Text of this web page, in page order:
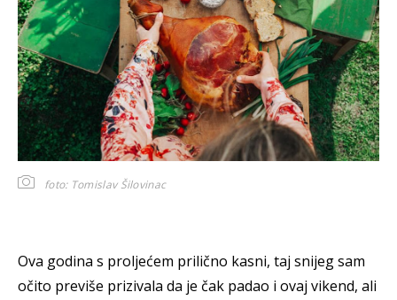
foto: Tomislav Šilovinac
Ova godina s proljećem prilično kasni, taj snijeg sam
očito previše prizivala da je čak padao i ovaj vikend, ali